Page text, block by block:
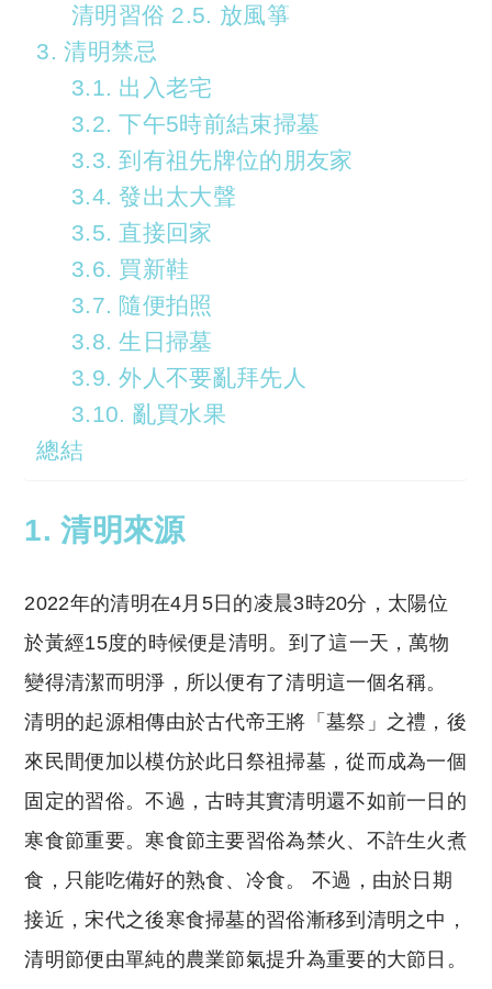
清明習俗 2.5. 放風箏
3. 清明禁忌
3.1. 出入老宅
3.2. 下午5時前結束掃墓
3.3. 到有祖先牌位的朋友家
3.4. 發出太大聲
3.5. 直接回家
3.6. 買新鞋
3.7. 隨便拍照
3.8. 生日掃墓
3.9. 外人不要亂拜先人
3.10. 亂買水果
總結
1. 清明來源
2022年的清明在4月5日的凌晨3時20分，太陽位
於黃經15度的時候便是清明。到了這一天，萬物
變得清潔而明淨，所以便有了清明這一個名稱。
清明的起源相傳由於古代帝王將「墓祭」之禮，後
來民間便加以模仿於此日祭祖掃墓，從而成為一個
固定的習俗。不過，古時其實清明還不如前一日的
寒食節重要。寒食節主要習俗為禁火、不許生火煮
食，只能吃備好的熟食、冷食。 不過，由於日期
接近，宋代之後寒食掃墓的習俗漸移到清明之中，
清明節便由單純的農業節氣提升為重要的大節日。